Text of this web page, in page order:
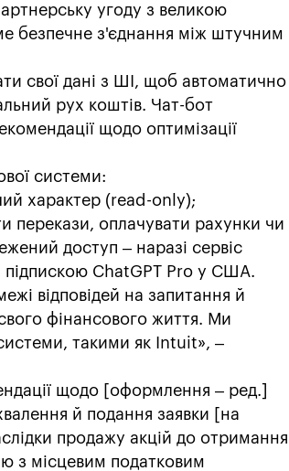
угоду з великою
безпечне з'єднання між штучним
свої дані з ШІ, щоб автоматично
рух коштів. Чат-бот
щодо оптимізації
системи:
характер (read-only);
перекази, оплачувати рахунки чи
доступ – наразі сервіс
підпискою ChatGPT Pro у США.
відповідей на запитання й
фінансового життя. Ми
такими як Intuit», –
щодо [оформлення – ред.]
й подання заявки [на
продажу акцій до отримання
з місцевим податковим